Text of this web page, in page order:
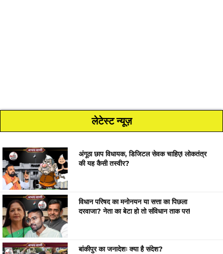
लेटेस्ट न्यूज़
अंगूठा छाप विधायक, डिजिटल सेवक चाहिए! लोकतंत्र
की यह कैसी तस्वीर?
विधान परिषद का मनोनयन या सत्ता का पिछला
दरवाजा? नेता का बेटा हो तो संविधान ताक पर!
बांकीपुर का जनादेशः क्या है संदेश?